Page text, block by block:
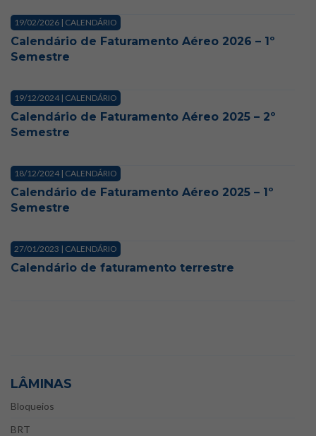
19/02/2026 | CALENDÁRIO
Calendário de Faturamento Aéreo 2026 – 1º
Semestre
19/12/2024 | CALENDÁRIO
Calendário de Faturamento Aéreo 2025 – 2º
Semestre
18/12/2024 | CALENDÁRIO
Calendário de Faturamento Aéreo 2025 – 1º
Semestre
27/01/2023 | CALENDÁRIO
Calendário de faturamento terrestre
LÂMINAS
Bloqueios
BRT